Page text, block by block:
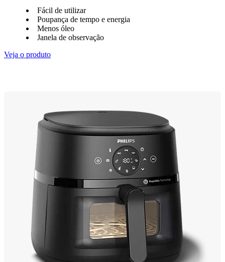
Fácil de utilizar
Poupança de tempo e energia
Menos óleo
Janela de observação
Veja o produto